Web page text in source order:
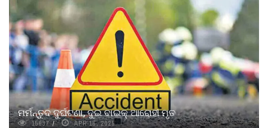
ମର୍ମନ୍ତୁଦ ଦୁର୍ଘଟଣା, ଦୁଇ ବାଇକ୍ ଆରୋହୀ ମୃତ
15637 APR 16, 2025